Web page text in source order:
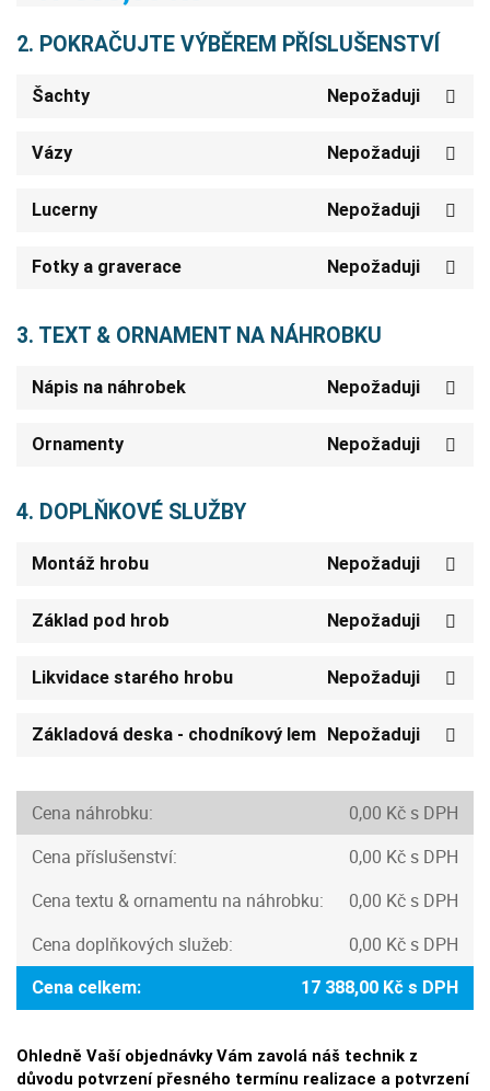
2. POKRAČUJTE VÝBĚREM PŘÍSLUŠENSTVÍ
Šachty Nepožaduji
Vázy Nepožaduji
Lucerny Nepožaduji
Fotky a graverace Nepožaduji
3. TEXT & ORNAMENT NA NÁHROBKU
Nápis na náhrobek Nepožaduji
Ornamenty Nepožaduji
4. DOPLŇKOVÉ SLUŽBY
Montáž hrobu Nepožaduji
Základ pod hrob Nepožaduji
Likvidace starého hrobu Nepožaduji
Základová deska - chodníkový lem Nepožaduji
Cena náhrobku:
0,00 Kč s DPH
Cena příslušenství:
0,00 Kč s DPH
Cena textu & ornamentu na náhrobku:
0,00 Kč s DPH
Cena doplňkových služeb:
0,00 Kč s DPH
Cena celkem: 17 388,00 Kč s DPH
Ohledně Vaší objednávky Vám zavolá náš technik z
důvodu potvrzení přesného termínu realizace a potvrzení